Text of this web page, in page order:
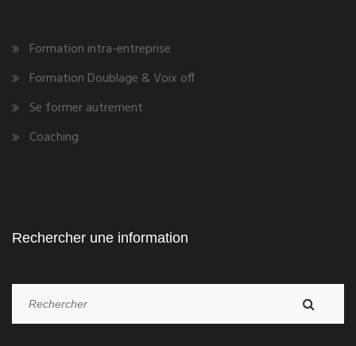
Formation intra-entreprise
Formation Doublage & Voix off
Se former autrement
Coaching
Rechercher une information